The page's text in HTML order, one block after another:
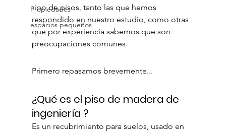
Propiedades
espacios pequeños
tipo de pisos, tanto las que hemos
respondido en nuestro estudio, como otras
que por experiencia sabemos que son
preocupaciones comunes.
Primero repasamos brevemente...
¿Qué es el piso de madera de
ingeniería ?
Es un recubrimiento para suelos, usado en